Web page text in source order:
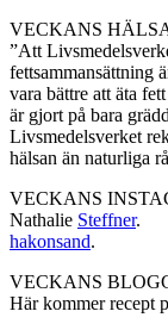
VECKANS
”Att
fettsammansättning
vara bättre att äta
är gjort på bara
Livsmedelsverket
hälsan än naturliga
VECKANS
Nathalie Steffner.
hakonsand.
VECKANS
Här kommer recept